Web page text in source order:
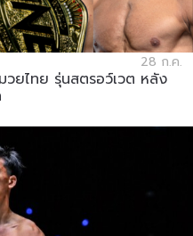
28 ก.ค.
ยไทย รุ่นสตรอว์เวต หลัง